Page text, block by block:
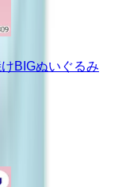
BIGぬいぐるみ